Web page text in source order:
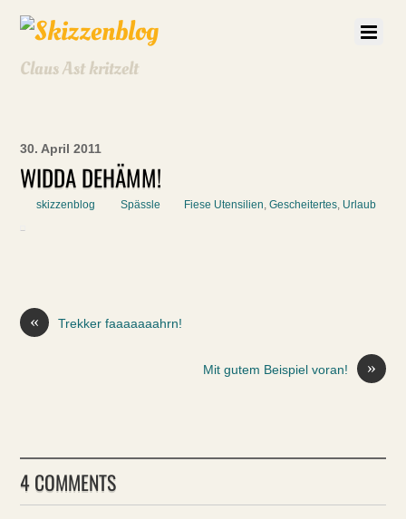
Claus Ast kritzelt
30. April 2011
WIDDA DEHÄMM!
skizzenblog Spässle Fiese Utensilien,Gescheitertes, Urlaub
« Trekker faaaaaaahrn!
»
Mit gutem Beispiel voran!
4 COMMENTS